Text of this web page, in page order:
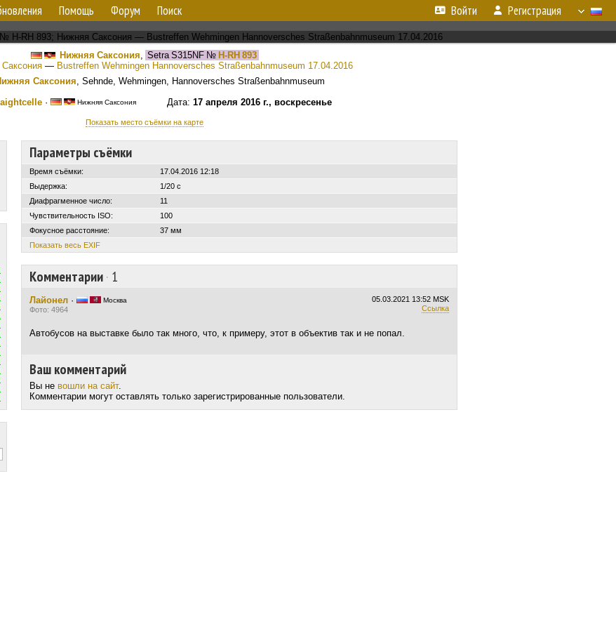
Помощь Форум Поиск Войти Регистрация
Нижняя Саксония, Setra S315NF№ H-RH 893
— Bustreffen Wehmingen Hannoversches Straßenbahnmuseum 17.04.2016
Саксония, Sehnde, Wehmingen, Hannoversches Straßenbahnmuseum
· Нижняя СаксонияДата: 17 апреля 2016 г., воскресенье
Показать место съёмки на карте
Параметры съёмки
Время съёмки:
17.04.2016 12:18
Выдержка:
1/20 с
Диафрагменное число:
11
Чувствительность ISO:
100
Фокусное расстояние:
37 мм
Показать весь EXIF
Комментарии· 1
05.03.2021 13:52 MSK
Ссылка
Лайонел · Москва
Фото: 4964
Автобусов на выставке было так много, что, к примеру, этот в объектив так и не попал.
Ваш комментарий
Вы не вошли на сайт.
Комментарии могут оставлять только зарегистрированные пользователи.